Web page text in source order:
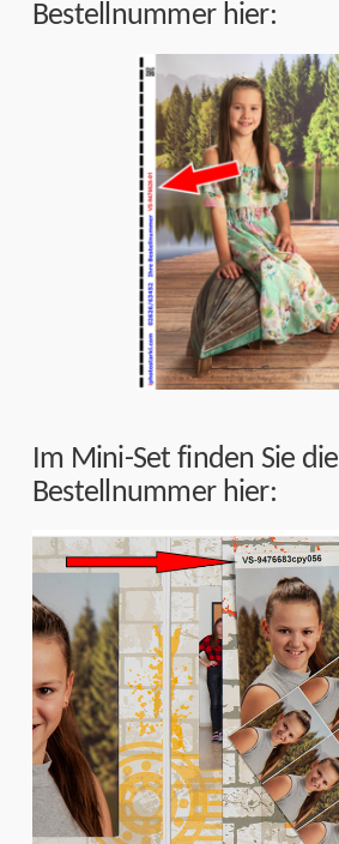
Bestellnummer hier:
Im Mini-Set finden Sie die
Bestellnummer hier: